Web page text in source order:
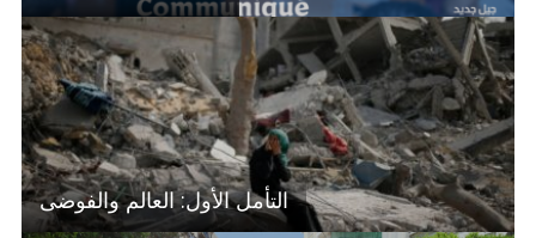
التأمل الأول: العالم والفوضى